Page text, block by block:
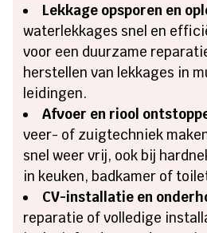
Lekkage opsporen en
waterlekkages snel en
voor een duurzame
herstellen van lekkages in
leidingen.
Afvoer en riool
veer- of zuigtechniek
snel weer vrij, ook bij
in keuken, badkamer of
CV-installatie en
reparatie of volledige